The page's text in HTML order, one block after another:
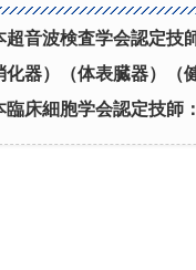
超音波検査学会認定技
化器）（体表臓器）（
臨床細胞学会認定技師